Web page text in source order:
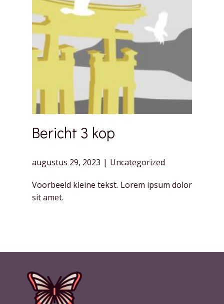
Bericht 3 kop
augustus 29, 2023 Uncategorized
Voorbeeld kleine tekst. Lorem ipsum dolor
sit amet.